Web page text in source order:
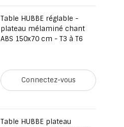
Table HUBBE réglable -
plateau mélaminé chant
ABS 150x70 cm - T3 à T6
Connectez-vous
Table HUBBE plateau